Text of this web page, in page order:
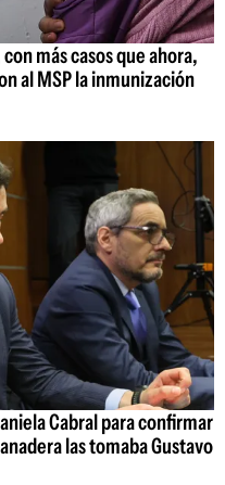
más casos que ahora,
al MSP la inmunización
Cabral para confirmar
las tomaba Gustavo